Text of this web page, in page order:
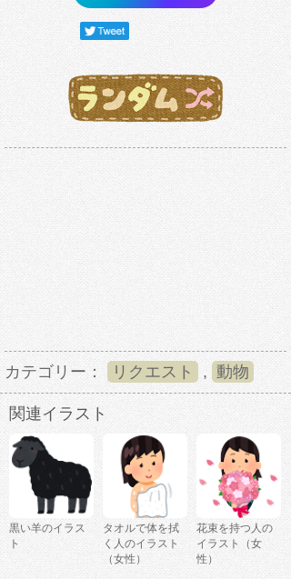
カテゴリー： リクエスト , 動物
関連イラスト
黒い羊のイラス
ト
タオルで体を拭
く人のイラスト
（女性）
花束を持つ人の
イラスト（女
性）